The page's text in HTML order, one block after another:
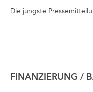
Die jüngste
FINANZIERUNG /